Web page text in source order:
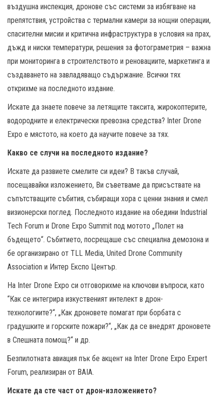
въздушна инспекция, дронове със системи за избягване на
препятствия, устройства с термални камери за нощни операции,
спасителни мисии и критична инфраструктура в условия на прах,
дъжд и ниски температури, решения за фотограметрия – важна
при мониторинга в строителството и реновациите, маркетинга и
създаването на завладяващо съдържание. Всички тях
открихме на последното издание.
Искате да знаете повече за летящите таксита, жирокоптерите,
водородните и електрически превозна средства? Inter Drone
Expo е мястото, на което да научите повече за тях.
Какво се случи на последното издание?
Искате да развиете смелите си идеи? В такъв случай,
посещавайки изложението, Ви съветваме да присъствате на
съпътстващите събития, събиращи хора с ценни знания и смел
визионерски поглед. Последното издание на обедини Industrial
Tech Forum и Drone Expo Summit под мотото „Полет на
бъдещето“. Събитието, посрещаше със специална демозона и
бе организирано от TLL Media, United Drone Community
Association и Интер Експо Център.
На Inter Drone Expo си отговорихме на ключови въпроси, като
“Как се интегрира изкуственият интелект в дрон-
технологиите?“, „Как дроновете помагат при борбата с
градушките и горските пожари?“, „Как да се внедрят дроновете
в Спешната помощ?“ и др.
Безпилотната авиация пък бе акцент на Inter Drone Expo Expert
Forum, реализиран от BAIA.
Искате да сте част от дрон-изложението?